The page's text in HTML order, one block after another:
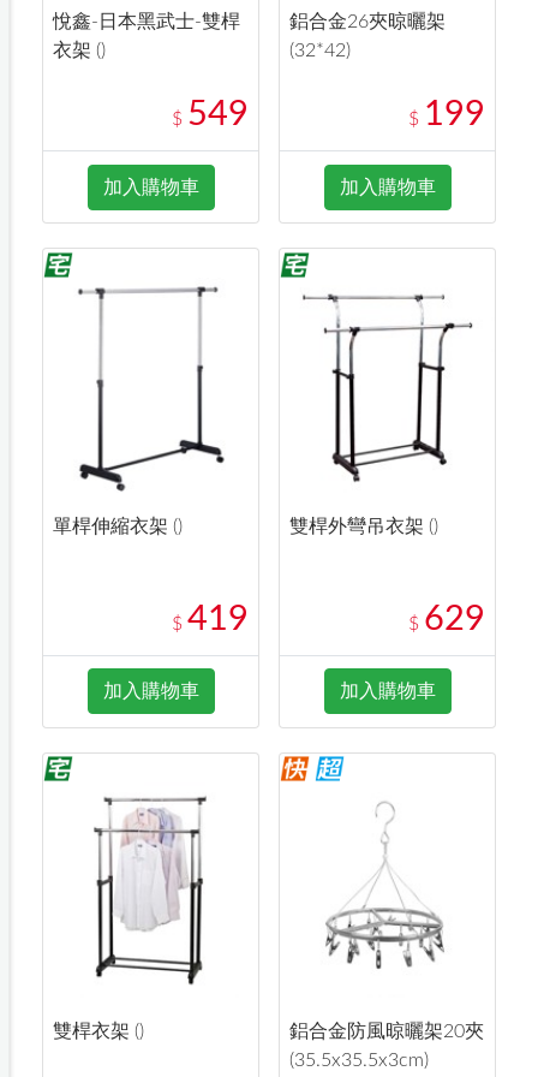
悅鑫-日本黑武士-雙桿
衣架 ()
$ 549
加入購物車
鋁合金26夾晾曬架
(32*42)
$ 199
加入購物車
單桿伸縮衣架 ()
$ 419
加入購物車
雙桿外彎吊衣架 ()
$ 629
加入購物車
雙桿衣架 ()
鋁合金防風晾曬架20夾
(35.5x35.5x3cm)